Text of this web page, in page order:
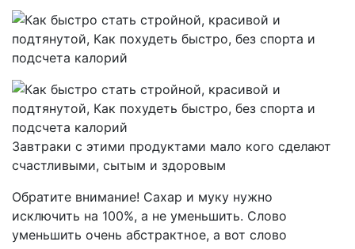
Завтраки с этими продуктами мало кого сделают
счастливыми, сытым и здоровым
Обратите внимание! Сахар и муку нужно
исключить на 100%, а не уменьшить. Слово
уменьшить очень абстрактное, а вот слово